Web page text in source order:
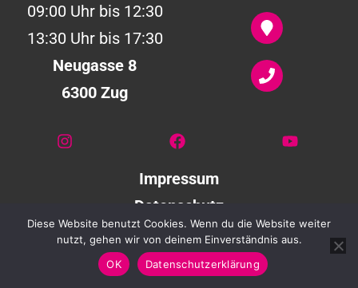
09:00 Uhr bis 12:30
13:30 Uhr bis 17:30
Neugasse 8
6300 Zug
Impressum
Datenschutz
Diese Website benutzt Cookies. Wenn du die Website weiter
nutzt, gehen wir von deinem Einverständnis aus.
OK
Datenschutzerklärung